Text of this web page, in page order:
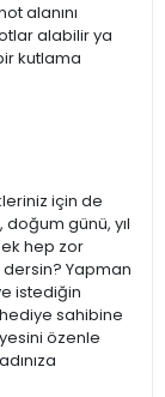
alanını
alabilir ya
kutlama
için de
günü, yıl
hep zor
Yapman
istediğin
sahibine
özenle